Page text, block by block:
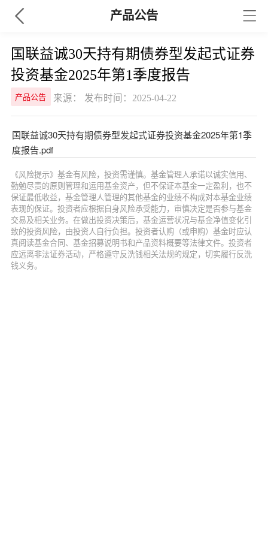
产品公告
国联益诚30天持有期债券型发起式证券
投资基金2025年第1季度报告
产品公告 来源： 发布时间：2025-04-22
国联益诚30天持有期债券型发起式证券投资基金2025年第1季
度报告.pdf
《风险提示》基金有风险，投资需谨慎。基金管理人承诺以诚实信用、
勤勉尽责的原则管理和运用基金资产，但不保证本基金一定盈利，也不
保证最低收益，基金管理人管理的其他基金的业绩不构成对本基金业绩
表现的保证。投资者应根据自身风险承受能力，审慎决定是否参与基金
交易及相关业务。在做出投资决策后，基金运营状况与基金净值变化引
致的投资风险，由投资人自行负担。投资者认购（或申购）基金时应认
真阅读基金合同、基金招募说明书和产品资料概要等法律文件。投资者
应远离非法证券活动，严格遵守反洗钱相关法规的规定，切实履行反洗
钱义务。